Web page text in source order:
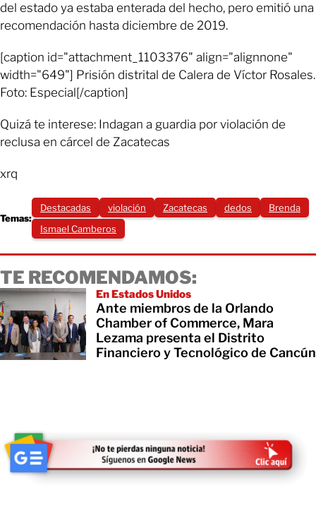
del estado ya estaba enterada del hecho, pero emitió una
recomendación hasta diciembre de 2019.
[caption id="attachment_1103376" align="alignnone"
width="649"] Prisión distrital de Calera de Víctor Rosales.
Foto: Especial[/caption]
Quizá te interese: Indagan a guardia por violación de
reclusa en cárcel de Zacatecas
xrq
Temas:
Destacadas violación Zacatecas dedos
Brenda
Ismael Camberos
TE RECOMENDAMOS:
En Estados Unidos
Ante miembros de la Orlando
Chamber of Commerce, Mara
Lezama presenta el Distrito
Financiero y Tecnológico de Cancún